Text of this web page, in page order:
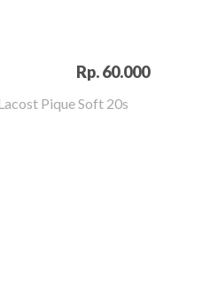
Rp. 60.000
Pique Soft 20s